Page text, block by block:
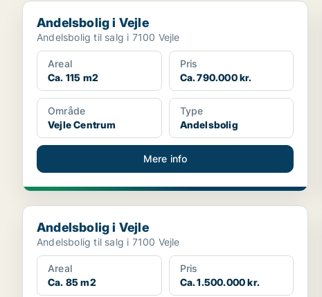
Andelsbolig i Vejle
Andelsbolig i Vejle
Andelsbolig til salg i 7100 Vejle
Areal
Ca. 115 m2
Pris
Ca. 790.000 kr.
Område
Vejle Centrum
Type
Andelsbolig
Mere info
Andelsbolig i Vejle
Andelsbolig i Vejle
Andelsbolig til salg i 7100 Vejle
Areal
Ca. 85 m2
Pris
Ca. 1.500.000 kr.